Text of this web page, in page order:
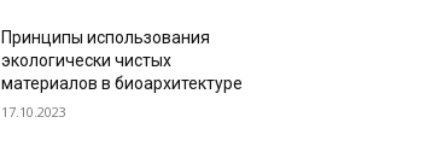
Принципы использования
экологически чистых
материалов в биоархитектуре
17.10.2023